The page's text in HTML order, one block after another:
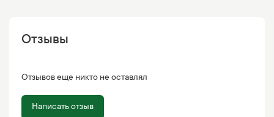
Отзывы
Отзывов еще никто не оставлял
Написать отзыв